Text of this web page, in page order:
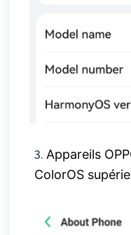
3. Appareils
ColorOS